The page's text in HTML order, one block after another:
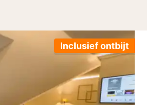
Inclusief ontbijt